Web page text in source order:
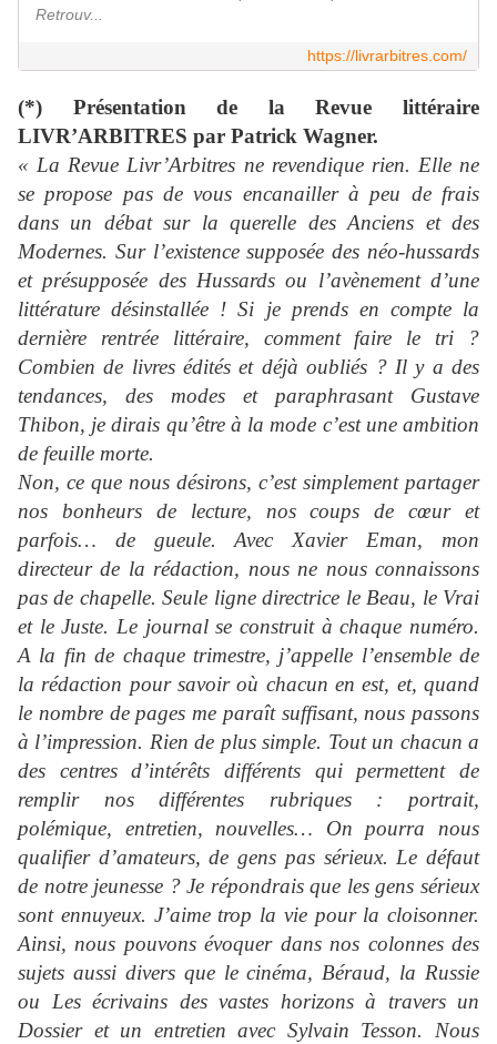
Retrouv...
https://livrarbitres.com/
(*) Présentation de la Revue littéraire
LIVR’ARBITRES par Patrick Wagner.
« La Revue Livr’Arbitres ne revendique rien. Elle ne
se propose pas de vous encanailler à peu de frais
dans un débat sur la querelle des Anciens et des
Modernes. Sur l’existence supposée des néo-hussards
et présupposée des Hussards ou l’avènement d’une
littérature désinstallée ! Si je prends en compte la
dernière rentrée littéraire, comment faire le tri ?
Combien de livres édités et déjà oubliés ? Il y a des
tendances, des modes et paraphrasant Gustave
Thibon, je dirais qu’être à la mode c’est une ambition
de feuille morte.
Non, ce que nous désirons, c’est simplement partager
nos bonheurs de lecture, nos coups de cœur et
parfois… de gueule. Avec Xavier Eman, mon
directeur de la rédaction, nous ne nous connaissons
pas de chapelle. Seule ligne directrice le Beau, le Vrai
et le Juste. Le journal se construit à chaque numéro.
A la fin de chaque trimestre, j’appelle l’ensemble de
la rédaction pour savoir où chacun en est, et, quand
le nombre de pages me paraît suffisant, nous passons
à l’impression. Rien de plus simple. Tout un chacun a
des centres d’intérêts différents qui permettent de
remplir nos différentes rubriques : portrait,
polémique, entretien, nouvelles… On pourra nous
qualifier d’amateurs, de gens pas sérieux. Le défaut
de notre jeunesse ? Je répondrais que les gens sérieux
sont ennuyeux. J’aime trop la vie pour la cloisonner.
Ainsi, nous pouvons évoquer dans nos colonnes des
sujets aussi divers que le cinéma, Béraud, la Russie
ou Les écrivains des vastes horizons à travers un
Dossier et un entretien avec Sylvain Tesson. Nous